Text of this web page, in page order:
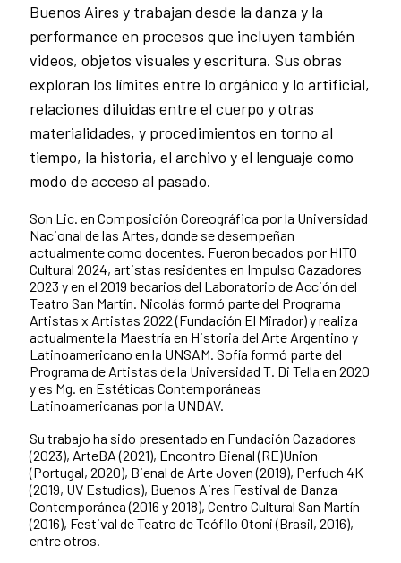
Buenos Aires y trabajan desde la danza y la
performance en procesos que incluyen también
videos, objetos visuales y escritura. Sus obras
exploran los límites entre lo orgánico y lo artificial,
relaciones diluidas entre el cuerpo y otras
materialidades, y procedimientos en torno al
tiempo, la historia, el archivo y el lenguaje como
modo de acceso al pasado.
Son Lic. en Composición Coreográfica por la Universidad
Nacional de las Artes, donde se desempeñan
actualmente como docentes. Fueron becados por HITO
Cultural 2024, artistas residentes en Impulso Cazadores
2023 y en el 2019 becarios del Laboratorio de Acción del
Teatro San Martín. Nicolás formó parte del Programa
Artistas x Artistas 2022 (Fundación El Mirador) y realiza
actualmente la Maestría en Historia del Arte Argentino y
Latinoamericano en la UNSAM. Sofía formó parte del
Programa de Artistas de la Universidad T. Di Tella en 2020
y es Mg. en Estéticas Contemporáneas
Latinoamericanas por la UNDAV.
Su trabajo ha sido presentado en Fundación Cazadores
(2023), ArteBA (2021), Encontro Bienal (RE)Union
(Portugal, 2020), Bienal de Arte Joven (2019), Perfuch 4K
(2019, UV Estudios), Buenos Aires Festival de Danza
Contemporánea (2016 y 2018), Centro Cultural San Martín
(2016), Festival de Teatro de Teófilo Otoni (Brasil, 2016),
entre otros.